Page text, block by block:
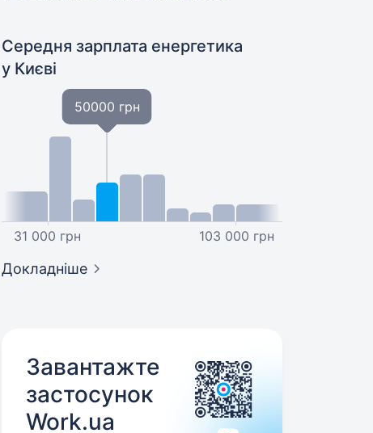
Середня зарплата енергетика
у Києві
31 000 грн
50000 грн
103 000 грн
Докладніше
Завантажте
застосунок
Work.ua